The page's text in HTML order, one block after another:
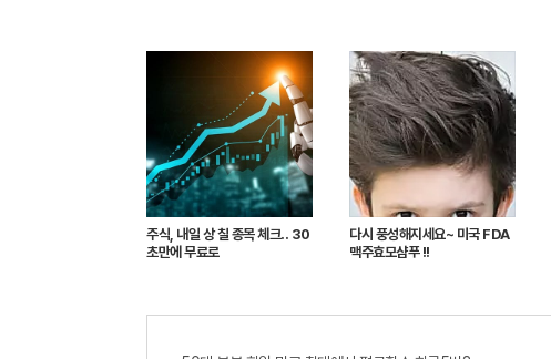
주식, 내일 상 칠 종목 체크.. 30
초만에 무료로
다시 풍성해지세요~ 미국 FDA
맥주효모샴푸 !!